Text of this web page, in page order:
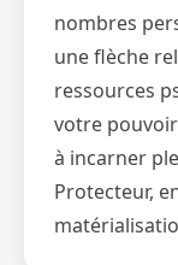
nombres
une flèche
ressources
votre
à incarner
Protecteur,